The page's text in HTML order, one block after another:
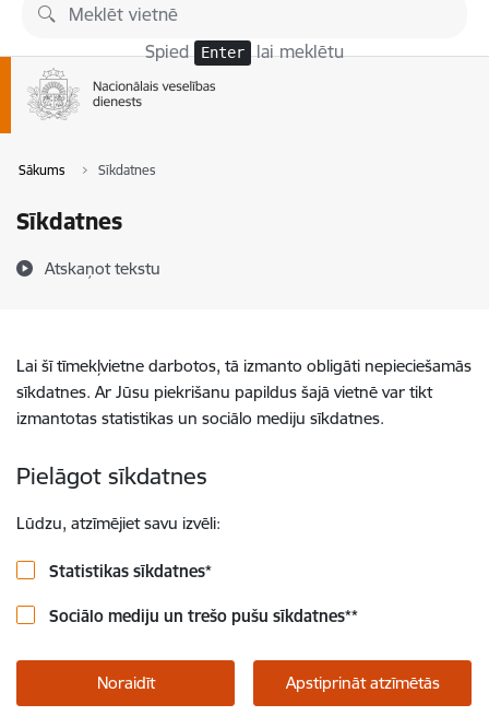
Pāriet uz lapas saturu
Spied Enter lai meklētu
Sākums Sīkdatnes
Sīkdatnes
Atskaņot tekstu
Lai šī tīmekļvietne darbotos, tā izmanto obligāti nepieciešamās
sīkdatnes. Ar Jūsu piekrišanu papildus šajā vietnē var tikt
izmantotas statistikas un sociālo mediju sīkdatnes.
Pielāgot sīkdatnes
Lūdzu, atzīmējiet savu izvēli:
Statistikas sīkdatnes*
Sociālo mediju un trešo pušu sīkdatnes**
Noraidīt Apstiprināt atzīmētās